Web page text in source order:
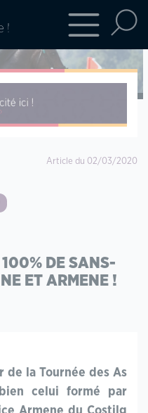
Article du 02/03/2020
DE SANS-
ET ARMENE !
de la Tournée des As
celui formé par